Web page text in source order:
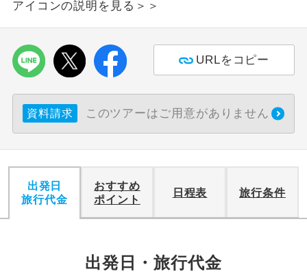
アイコンの説明を見る＞＞
URLをコピー
資料請求 このツアーはご用意がありません
出発日
旅行代金
おすすめ
ポイント
日程表 旅行条件
出発日・旅行代金
画にとても便利です。
ホテル指定
す。
ス2席利用